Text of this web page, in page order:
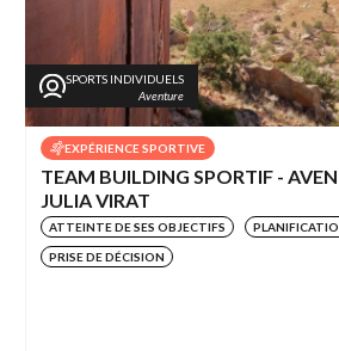
SPORTS INDIVIDUELS
Aventure
EXPÉRIENCE SPORTIVE
TEAM BUILDING SPORTIF -
JULIA VIRAT
ATTEINTE DE SES OBJECTIFS
PRISE DE DÉCISION